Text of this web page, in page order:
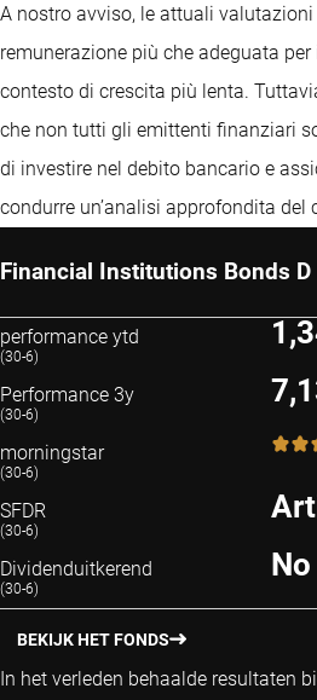
A nostro avviso, le attuali
remunerazione più che adeguata
contesto di crescita più lenta.
che non tutti gli emittenti finanziari
di investire nel debito bancario e
condurre un’analisi approfondita del
Financial Institutions Bonds D
performance ytd
(30-6)
Performance 3y
(30-6)
morningstar
(30-6)
3 / 5
SFDR
(30-6)
Dividenduitkerend
(30-6)
No
BEKIJK HET FONDS
In het verleden behaalde resultaten